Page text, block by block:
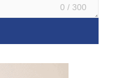
0 / 300